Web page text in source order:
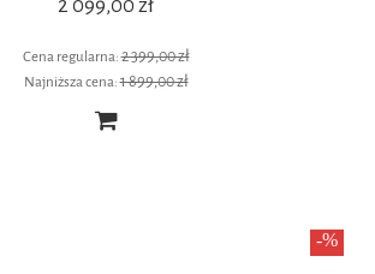
Cena regularna:2 399,00 zł
Najniższa cena:1 899,00 zł